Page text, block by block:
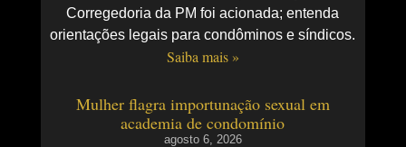
Corregedoria da PM foi acionada; entenda
orientações legais para condôminos e síndicos.
Saiba mais »
Mulher flagra importunação sexual em
academia de condomínio
agosto 6, 2026